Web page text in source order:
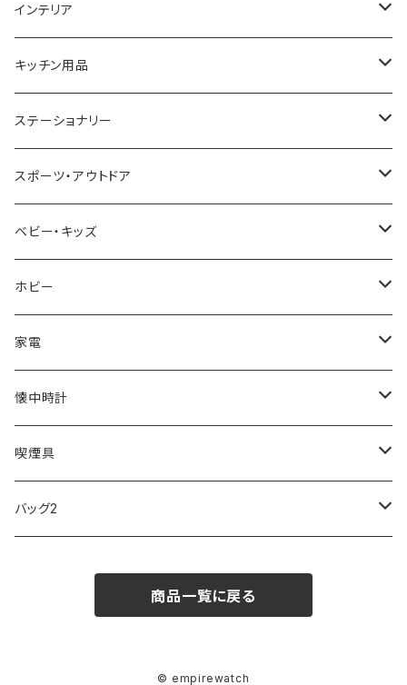
GAGA MILANO
CACTUS
TIMEX
NIXON
AVALANCHE
ORIENT
ZEPPELIN
SKAGEN
FOOTBALL WATCHES
ARCA FUTURA
MICHAEL KORS
NO BRAND
SAAMA HOMME
ARNOLD PALMER
MICHAEL KORS
DIESEL
ALV
Merge
ETTINGER
COACH
BVLGARI
VANQUISH
FOLLI FOLLIE
POLICE
PAUL HEWITT
22designstudio
BOTTEGA VENETA
EMPORIO ARMANI
CALVIN KLEIN
DANIEL WELLINGTON
SWAROVSKI
VIVIENNE WESTWOOD
栃木レザー
NIKE
DUNHILL
NEWYORKER
OROBIANCO
Ellese
COLEMAN
MONTBLANC
Fashion Accessory Cllection
ISLAND
MANHATTAN PORTAGE
United HOMME
RODANIA
BEAMZSQUARE
BLAZER CLUB
ANDY HAWARD
G GUSTO
GULLWING
LESPORTSAC
PRADA
インテリア
CRYSTOCRAFT
SEIKO
CITIZEN
BRAUN
RHYTHM
BLOSSOM
MONDAINE
MAWA
その他
キッチン用品
I'mD
Helios
VALENTINO VISCANI
ステーショナリー
LAMY
WATERMAN
PARKER
PELIKAN
CROSS
MONTBLANC
SWAROVSKI
スポーツ・アウトドア
Trangia
Barebones
FEUERHAND
CASIO
ベビー・キッズ
ふわりぃ
ERGO BABY
ホビー
その他
AMOS
OMMIX
COACH
家電
CREATE
TORAY
OMRON
SPICE OF LIFE
懐中時計
MONDAINE
喫煙具
ZIPPO
TSUBOTA PEARL
バッグ2
商品一覧に戻る
© empirewatch